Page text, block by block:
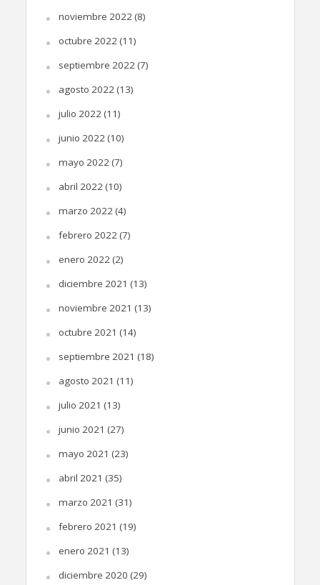
noviembre 2022(8)
octubre 2022(11)
septiembre 2022(7)
agosto 2022(13)
julio 2022(11)
junio 2022(10)
mayo 2022(7)
abril 2022(10)
marzo 2022(4)
febrero 2022(7)
enero 2022(2)
diciembre 2021 (13)
noviembre 2021 (13)
octubre 2021 (14)
septiembre 2021 (18)
agosto 2021 (11)
julio 2021 (13)
junio 2021 (27)
mayo 2021 (23)
abril 2021 (35)
marzo 2021 (31)
febrero 2021 (19)
enero 2021 (13)
diciembre 2020 (29)